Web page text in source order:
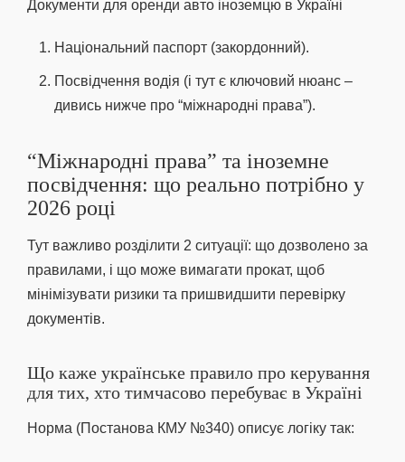
Документи для оренди авто іноземцю в Україні
Національний паспорт (закордонний).
Посвідчення водія (і тут є ключовий нюанс –
дивись нижче про “міжнародні права”).
“Міжнародні права” та іноземне
посвідчення: що реально потрібно у
2026 році
Тут важливо розділити 2 ситуації: що дозволено за
правилами, і що може вимагати прокат, щоб
мінімізувати ризики та пришвидшити перевірку
документів.
Що каже українське правило про керування
для тих, хто тимчасово перебуває в Україні
Норма (Постанова КМУ №340) описує логіку так: